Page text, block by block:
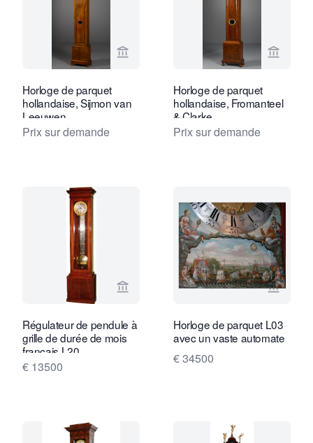
Voir la page vendeur de Kollenburg
Horloge de parquet
hollandaise, Sijmon van
Leeuwen
Prix sur demande
Voir la
Horloge de parquet
hollandaise, Fromanteel
& Clarke
Prix sur demande
Voir la page vendeur de Van Brug
Régulateur de pendule à
grille de durée de mois
français L20
€ 13500
Voir la
Horloge de parquet L03
avec un vaste automate
€ 34500